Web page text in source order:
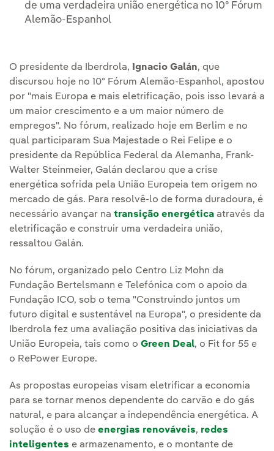
de uma verdadeira união energética no 10º Fórum
Alemão-Espanhol
O presidente da Iberdrola, Ignacio Galán, que
discursou hoje no 10º Fórum Alemão-Espanhol, apostou
por "mais Europa e mais eletrificação, pois isso levará a
um maior crescimento e a um maior número de
empregos". No fórum, realizado hoje em Berlim e no
qual participaram Sua Majestade o Rei Felipe e o
presidente da República Federal da Alemanha, Frank-
Walter Steinmeier, Galán declarou que a crise
energética sofrida pela União Europeia tem origem no
mercado de gás. Para resolvê-lo de forma duradoura, é
necessário avançar na transição energética através da
eletrificação e construir uma verdadeira união,
ressaltou Galán.
No fórum, organizado pelo Centro Liz Mohn da
Fundação Bertelsmann e Telefónica com o apoio da
Fundação ICO, sob o tema "Construindo juntos um
futuro digital e sustentável na Europa", o presidente da
Iberdrola fez uma avaliação positiva das iniciativas da
União Europeia, tais como o Green Deal, o Fit for 55 e
o RePower Europe.
As propostas europeias visam eletrificar a economia
para se tornar menos dependente do carvão e do gás
natural, e para alcançar a independência energética. A
solução é o uso de energias renováveis, redes
inteligentes e armazenamento, e o montante de